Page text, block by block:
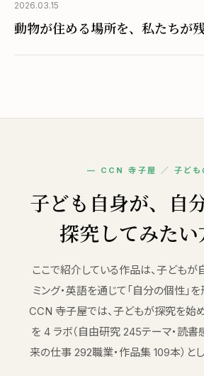
2026.03.15
動物が住める場所を、私たちが
— CCN 寺子屋 ／ 子ども
子ども自身が、自
探究してみたい
ここで紹介している作品は、子どもが
ミング・英語を通じて「自分の個性」
CCN 寺子屋では、子どもが探究を始
を 4 ラボ（自由研究 245テーマ・読書
来の仕事 292職業・作品集 109本）と